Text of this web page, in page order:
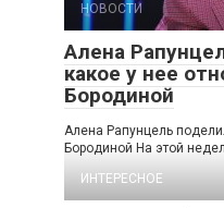
НОВОСТИ
Алена
какое у нее
Бородиной
Алена Рапунцель
Бородиной На этой
ИНТЕРЕСНОЕ